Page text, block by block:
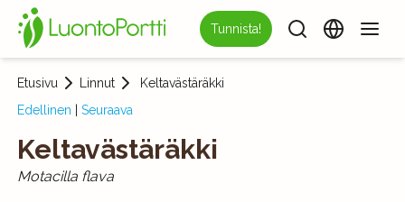
Tunnista!
Etusivu Linnut
Keltavästäräkki
Edellinen
Seuraava
Keltavästäräkki
Motacilla flava